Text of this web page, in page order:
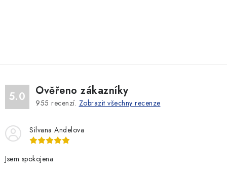
5.0 Ověřeno zákazníky
955 recenzí. Zobrazit všechny recenze
Silvana Andelova
Jsem spokojena